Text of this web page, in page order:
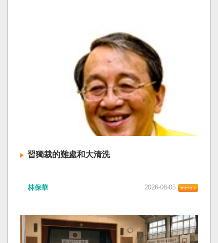
習獨裁的難處和大清洗
林保華 2026-08-05